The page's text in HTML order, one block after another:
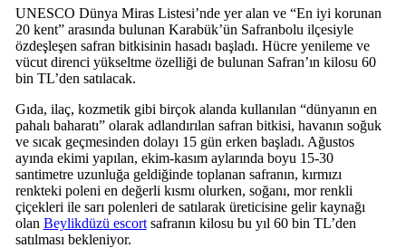
UNESCO Dünya Miras Listesi’nde yer alan ve “En iyi korunan
20 kent” arasında bulunan Karabük’ün Safranbolu ilçesiyle
özdeşleşen safran bitkisinin hasadı başladı. Hücre yenileme ve
vücut direnci yükseltme özelliği de bulunan Safran’ın kilosu 60
bin TL’den satılacak.
Gıda, ilaç, kozmetik gibi birçok alanda kullanılan “dünyanın en
pahalı baharatı” olarak adlandırılan safran bitkisi, havanın soğuk
ve sıcak geçmesinden dolayı 15 gün erken başladı. Ağustos
ayında ekimi yapılan, ekim-kasım aylarında boyu 15-30
santimetre uzunluğa geldiğinde toplanan safranın, kırmızı
renkteki poleni en değerli kısmı olurken, soğanı, mor renkli
çiçekleri ile sarı polenleri de satılarak üreticisine gelir kaynağı
olan Beylikdüzü escortsafranın kilosu bu yıl 60 bin TL’den
satılması bekleniyor.